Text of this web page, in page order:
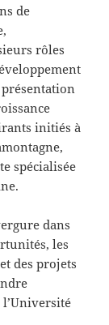
de
rôles
initiés à
spécialisée
dans
les
des projets